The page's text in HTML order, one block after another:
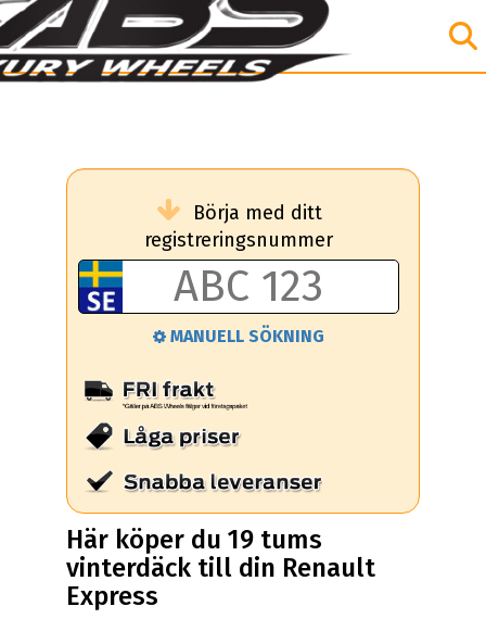
Börja med ditt
registreringsnummer
MANUELL SÖKNING
Här köper du 19 tums
vinterdäck till din Renault
Express